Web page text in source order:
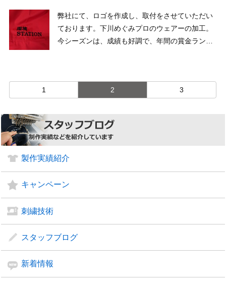
弊社にて、ロゴを作成し、取付をさせていただい
ております。下川めぐみプロのウェアーの加工。
今シーズンは、成績も好調で、年間の賞金ランキ
1
2 3
製作実績紹介
キャンペーン
刺繍技術
スタッフブログ
新着情報